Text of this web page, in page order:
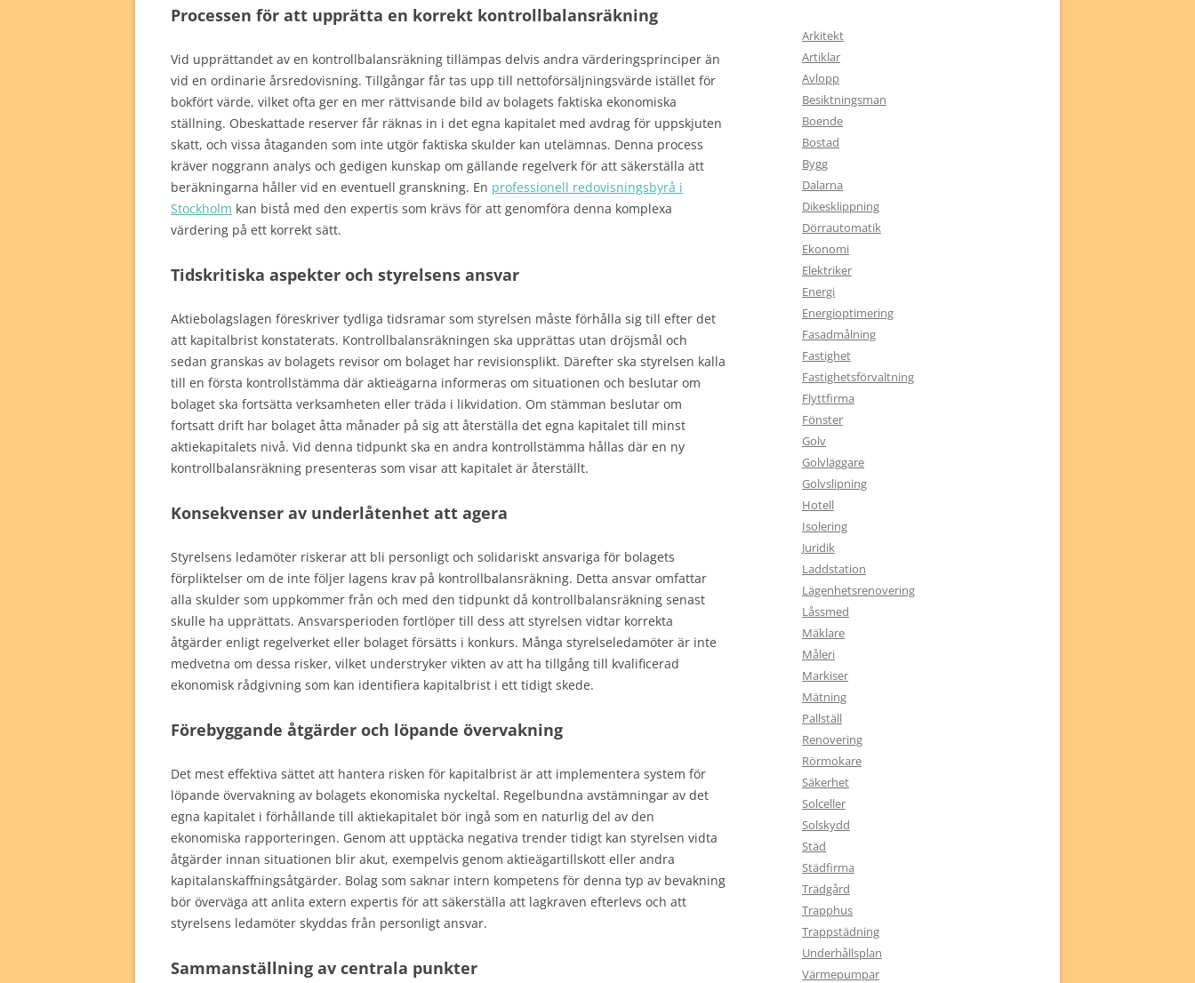
Processen för att upprätta en korrekt kontrollbalansräkning
Vid upprättandet av en kontrollbalansräkning tillämpas delvis andra värderingsprinciper än
vid en ordinarie årsredovisning. Tillgångar får tas upp till nettoförsäljningsvärde istället för
bokfört värde, vilket ofta ger en mer rättvisande bild av bolagets faktiska ekonomiska
ställning. Obeskattade reserver får räknas in i det egna kapitalet med avdrag för uppskjuten
skatt, och vissa åtaganden som inte utgör faktiska skulder kan utelämnas. Denna process
kräver noggrann analys och gedigen kunskap om gällande regelverk för att säkerställa att
beräkningarna håller vid en eventuell granskning. En professionell redovisningsbyrå i
Stockholm kan bistå med den expertis som krävs för att genomföra denna komplexa
värdering på ett korrekt sätt.
Tidskritiska aspekter och styrelsens ansvar
Aktiebolagslagen föreskriver tydliga tidsramar som styrelsen måste förhålla sig till efter det
att kapitalbrist konstaterats. Kontrollbalansräkningen ska upprättas utan dröjsmål och
sedan granskas av bolagets revisor om bolaget har revisionsplikt. Därefter ska styrelsen kalla
till en första kontrollstämma där aktieägarna informeras om situationen och beslutar om
bolaget ska fortsätta verksamheten eller träda i likvidation. Om stämman beslutar om
fortsatt drift har bolaget åtta månader på sig att återställa det egna kapitalet till minst
aktiekapitalets nivå. Vid denna tidpunkt ska en andra kontrollstämma hållas där en ny
kontrollbalansräkning presenteras som visar att kapitalet är återställt.
Konsekvenser av underlåtenhet att agera
Styrelsens ledamöter riskerar att bli personligt och solidariskt ansvariga för bolagets
förpliktelser om de inte följer lagens krav på kontrollbalansräkning. Detta ansvar omfattar
alla skulder som uppkommer från och med den tidpunkt då kontrollbalansräkning senast
skulle ha upprättats. Ansvarsperioden fortlöper till dess att styrelsen vidtar korrekta
åtgärder enligt regelverket eller bolaget försätts i konkurs. Många styrelseledamöter är inte
medvetna om dessa risker, vilket understryker vikten av att ha tillgång till kvalificerad
ekonomisk rådgivning som kan identifiera kapitalbrist i ett tidigt skede.
Förebyggande åtgärder och löpande övervakning
Det mest effektiva sättet att hantera risken för kapitalbrist är att implementera system för
löpande övervakning av bolagets ekonomiska nyckeltal. Regelbundna avstämningar av det
egna kapitalet i förhållande till aktiekapitalet bör ingå som en naturlig del av den
ekonomiska rapporteringen. Genom att upptäcka negativa trender tidigt kan styrelsen vidta
åtgärder innan situationen blir akut, exempelvis genom aktieägartillskott eller andra
kapitalanskaffningsåtgärder. Bolag som saknar intern kompetens för denna typ av bevakning
bör överväga att anlita extern expertis för att säkerställa att lagkraven efterlevs och att
styrelsens ledamöter skyddas från personligt ansvar.
Sammanställning av centrala punkter
Arkitekt
Artiklar
Avlopp
Besiktningsman
Boende
Bostad
Bygg
Dalarna
Dikesklippning
Dörrautomatik
Ekonomi
Elektriker
Energi
Energioptimering
Fasadmålning
Fastighet
Fastighetsförvaltning
Flyttfirma
Fönster
Golv
Golvläggare
Golvslipning
Hotell
Isolering
Juridik
Laddstation
Lägenhetsrenovering
Låssmed
Mäklare
Måleri
Markiser
Mätning
Pallställ
Renovering
Rörmokare
Säkerhet
Solceller
Solskydd
Städ
Städfirma
Trädgård
Trapphus
Trappstädning
Underhållsplan
Värmepumpar